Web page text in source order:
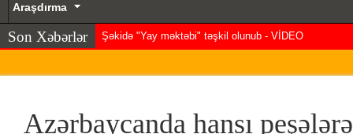
Araşdırma
Son Xəbərlər Şəkidə "Yay məktəbi" təşkil olunub - VİDEO
Azərbaycanda hansı